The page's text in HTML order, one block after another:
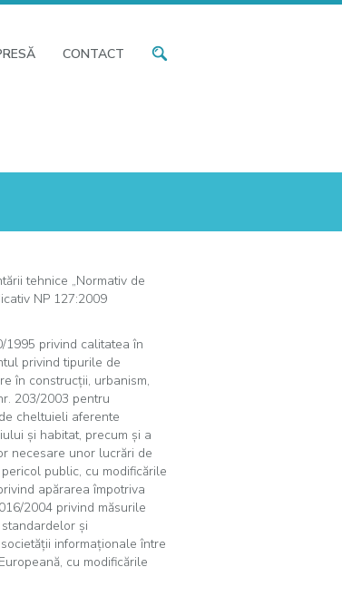
CONTACT
tehnice „Normativ de
NP 127:2009
1995 privind calitatea în
privind tipurile de
în construcţii, urbanism,
203/2003 pentru
cheltuieli aferente
şi habitat, precum şi a
necesare unor lucrări de
public, cu modificările
apărarea împotriva
2004 privind măsurile
şi
informaţionale între
cu modificările